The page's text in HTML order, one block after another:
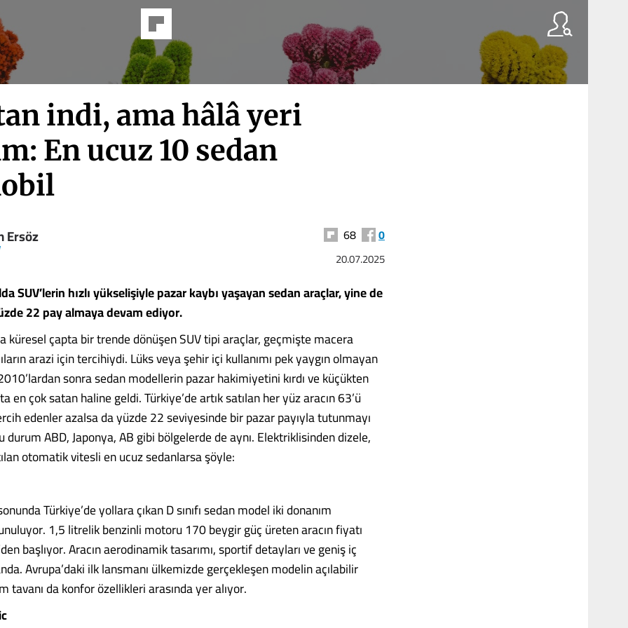
indi, ama hâlâ yeri
En ucuz 10 sedan
Ersöz 68 0
20.07.2025
SUV’lerin hızlı yükselişiyle pazar kaybı yaşayan sedan araçlar, yine de
22 pay almaya devam ediyor.
küresel çapta bir trende dönüşen SUV tipi araçlar, geçmişte macera
arazi için tercihiydi. Lüks veya şehir içi kullanımı pek yaygın olmayan
sonra sedan modellerin pazar hakimiyetini kırdı ve küçükten
en çok satan haline geldi. Türkiye’de artık satılan her yüz aracın 63’ü
edenler azalsa da yüzde 22 seviyesinde bir pazar payıyla tutunmayı
durum ABD, Japonya, AB gibi bölgelerde de aynı. Elektriklisinden dizele,
otomatik vitesli en ucuz sedanlarsa şöyle:
Türkiye’de yollara çıkan D sınıfı sedan model iki donanım
1,5 litrelik benzinli motoru 170 beygir güç üreten aracın fiyatı
başlıyor. Aracın aerodinamik tasarımı, sportif detayları ve geniş iç
Avrupa’daki ilk lansmanı ülkemizde gerçekleşen modelin açılabilir
tavanı da konfor özellikleri arasında yer alıyor.